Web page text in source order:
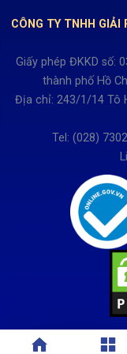
Thời gian làm việc từ
Buổi chiều từ 13h15
Thứ 7 làm đến 15h30
CÔNG TY TNHH GIẢI
Giấy phép ĐKKD số:
thành phố Hồ
Địa chỉ: 243/1/14 Tô
Tel: (028)